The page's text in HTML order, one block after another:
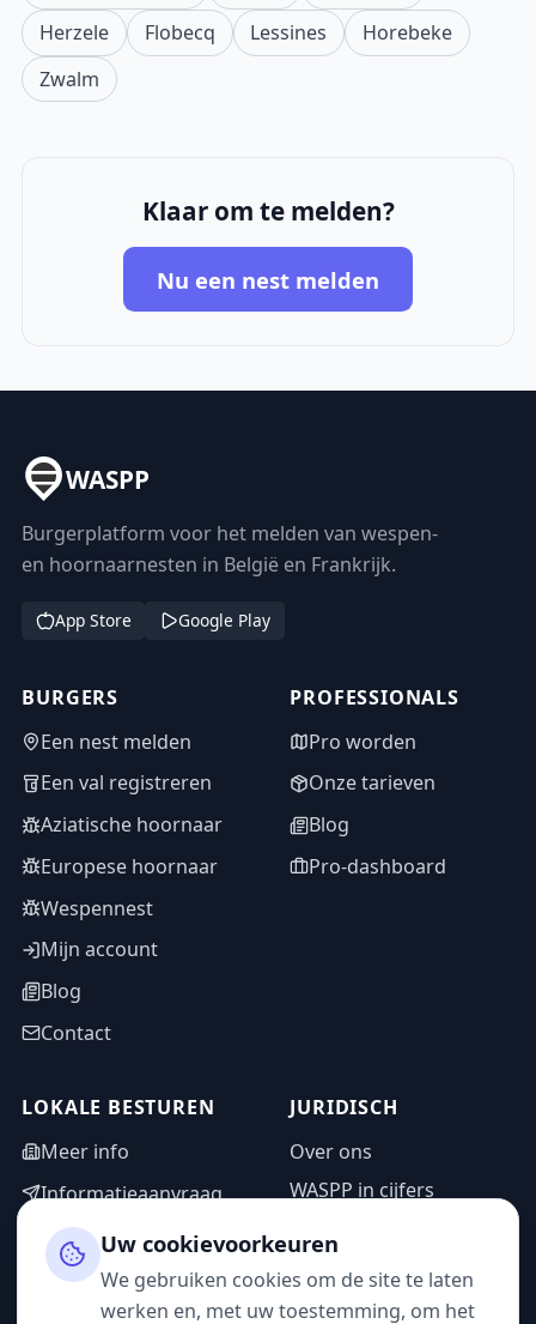
Herzele
Flobecq Lessines
Horebeke
Zwalm
Klaar om te melden?
Nu een nest melden
WASPP
Burgerplatform voor het melden van wespen-
en hoornaarnesten in België en Frankrijk.
App Store Google Play
BURGERS
Een nest melden
Een val registreren
Aziatische hoornaar
Europese hoornaar
Wespennest
Mijn account
Blog
Contact
PROFESSIONALS
Pro worden
Onze tarieven
Blog
Pro-dashboard
LOKALE BESTUREN
Meer info
Informatieaanvraag
Adminzone
JURIDISCH
Over ons
WASPP in cijfers
Privacybeleid
Gebruiksvoorwaarden
Uw cookievoorkeuren
We gebruiken cookies om de site te laten
werken en, met uw toestemming, om het